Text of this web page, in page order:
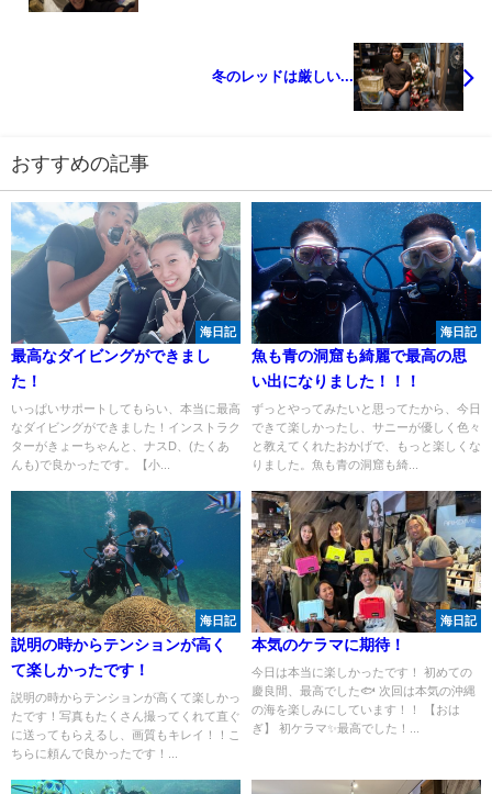
冬のレッドは厳しい...
おすすめの記事
海日記
最高なダイビングができまし
た！
いっぱいサポートしてもらい、本当に最高
なダイビングができました！インストラク
ターがきょーちゃんと、ナスD、(たくあ
んも)で良かったです。【小...
海日記
魚も青の洞窟も綺麗で最高の思
い出になりました！！！
ずっとやってみたいと思ってたから、今日
できて楽しかったし、サニーが優しく色々
と教えてくれたおかげで、もっと楽しくな
りました。魚も青の洞窟も綺...
海日記
説明の時からテンションが高く
て楽しかったです！
説明の時からテンションが高くて楽しかっ
たです！写真もたくさん撮ってくれて直ぐ
に送ってもらえるし、画質もキレイ！！こ
ちらに頼んで良かったです！...
海日記
本気のケラマに期待！
今日は本当に楽しかったです！ 初めての
慶良間、最高でした🐟 次回は本気の沖縄
の海を楽しみにしています！！ 【おは
ぎ】 初ケラマ✨最高でした！...